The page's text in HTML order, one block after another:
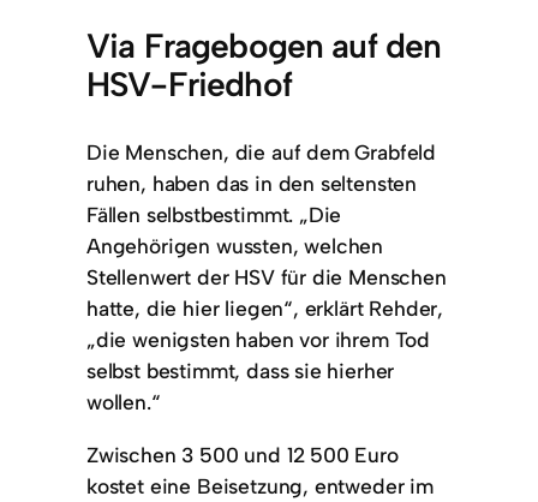
Via Fragebogen auf den
HSV-Friedhof
Die Menschen, die auf dem Grabfeld
ruhen, haben das in den seltensten
Fällen selbstbestimmt. „Die
Angehörigen wussten, welchen
Stellenwert der HSV für die Menschen
hatte, die hier liegen“, erklärt Rehder,
„die wenigsten haben vor ihrem Tod
selbst bestimmt, dass sie hierher
wollen.“
Zwischen 3 500 und 12 500 Euro
kostet eine Beisetzung, entweder im